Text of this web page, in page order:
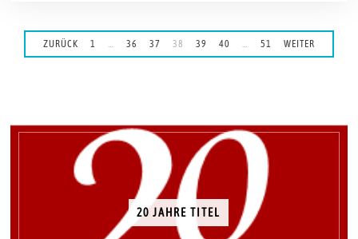
ZURÜCK 1 … 36 37 38 39 40 … 51 WEITER
20 JAHRE TITEL